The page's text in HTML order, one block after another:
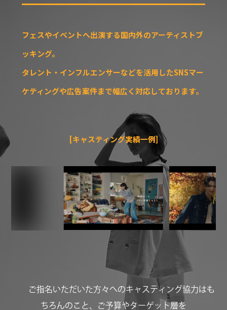
フェスやイベントへ出演する国内外のアーティストブ
ッキング。
タレント・インフルエンサーなどを活用したSNSマー
ケティングや広告案件まで幅広く対応しております。
[キャスティング実績一例]
ご指名いただいた方々へのキャスティング協力はも
ちろんのこと、ご予算やターゲット層を